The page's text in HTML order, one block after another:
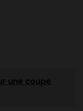
une coupe